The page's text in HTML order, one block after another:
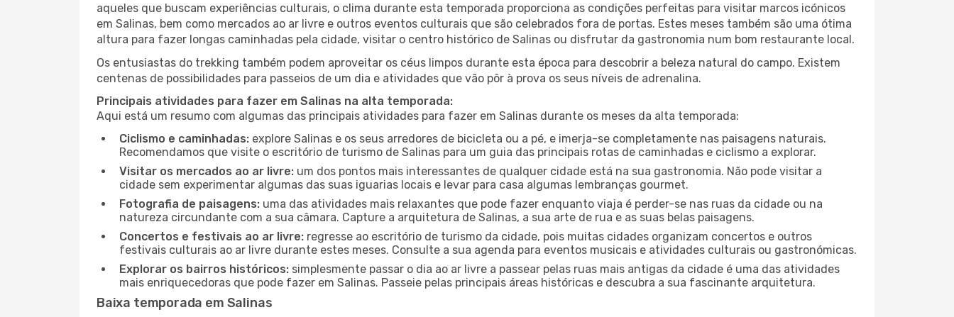
aqueles que buscam experiências culturais, o clima durante esta temporada proporciona as condições perfeitas para visitar marcos icónicos
em Salinas, bem como mercados ao ar livre e outros eventos culturais que são celebrados fora de portas. Estes meses também são uma ótima
altura para fazer longas caminhadas pela cidade, visitar o centro histórico de Salinas ou disfrutar da gastronomia num bom restaurante local.
Os entusiastas do trekking também podem aproveitar os céus limpos durante esta época para descobrir a beleza natural do campo. Existem
centenas de possibilidades para passeios de um dia e atividades que vão pôr à prova os seus níveis de adrenalina.
Principais atividades para fazer em Salinas na alta temporada:
Aqui está um resumo com algumas das principais atividades para fazer em Salinas durante os meses da alta temporada:
Ciclismo e caminhadas: explore Salinas e os seus arredores de bicicleta ou a pé, e imerja-se completamente nas paisagens naturais.
Recomendamos que visite o escritório de turismo de Salinas para um guia das principais rotas de caminhadas e ciclismo a explorar.
Visitar os mercados ao ar livre: um dos pontos mais interessantes de qualquer cidade está na sua gastronomia. Não pode visitar a
cidade sem experimentar algumas das suas iguarias locais e levar para casa algumas lembranças gourmet.
Fotografia de paisagens: uma das atividades mais relaxantes que pode fazer enquanto viaja é perder-se nas ruas da cidade ou na
natureza circundante com a sua câmara. Capture a arquitetura de Salinas, a sua arte de rua e as suas belas paisagens.
Concertos e festivais ao ar livre: regresse ao escritório de turismo da cidade, pois muitas cidades organizam concertos e outros
festivais culturais ao ar livre durante estes meses. Consulte a sua agenda para eventos musicais e atividades culturais ou gastronómicas.
Explorar os bairros históricos: simplesmente passar o dia ao ar livre a passear pelas ruas mais antigas da cidade é uma das atividades
mais enriquecedoras que pode fazer em Salinas. Passeie pelas principais áreas históricas e descubra a sua fascinante arquitetura.
Baixa temporada em Salinas